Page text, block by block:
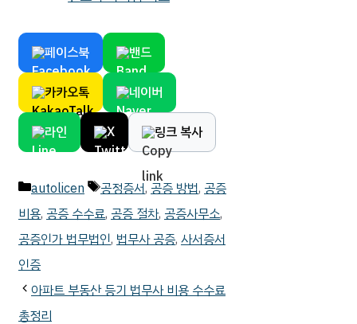
페이스북 밴드
카카오톡 네이버
라인 X 링크 복사
카
테
고
리
autolicen
태
그
공정증서, 공증 방법, 공증
비용, 공증 수수료, 공증 절차, 공증사무소,
공증인가 법무법인, 법무사 공증, 사서증서
인증
아파트 부동산 등기 법무사 비용 수수료
총정리